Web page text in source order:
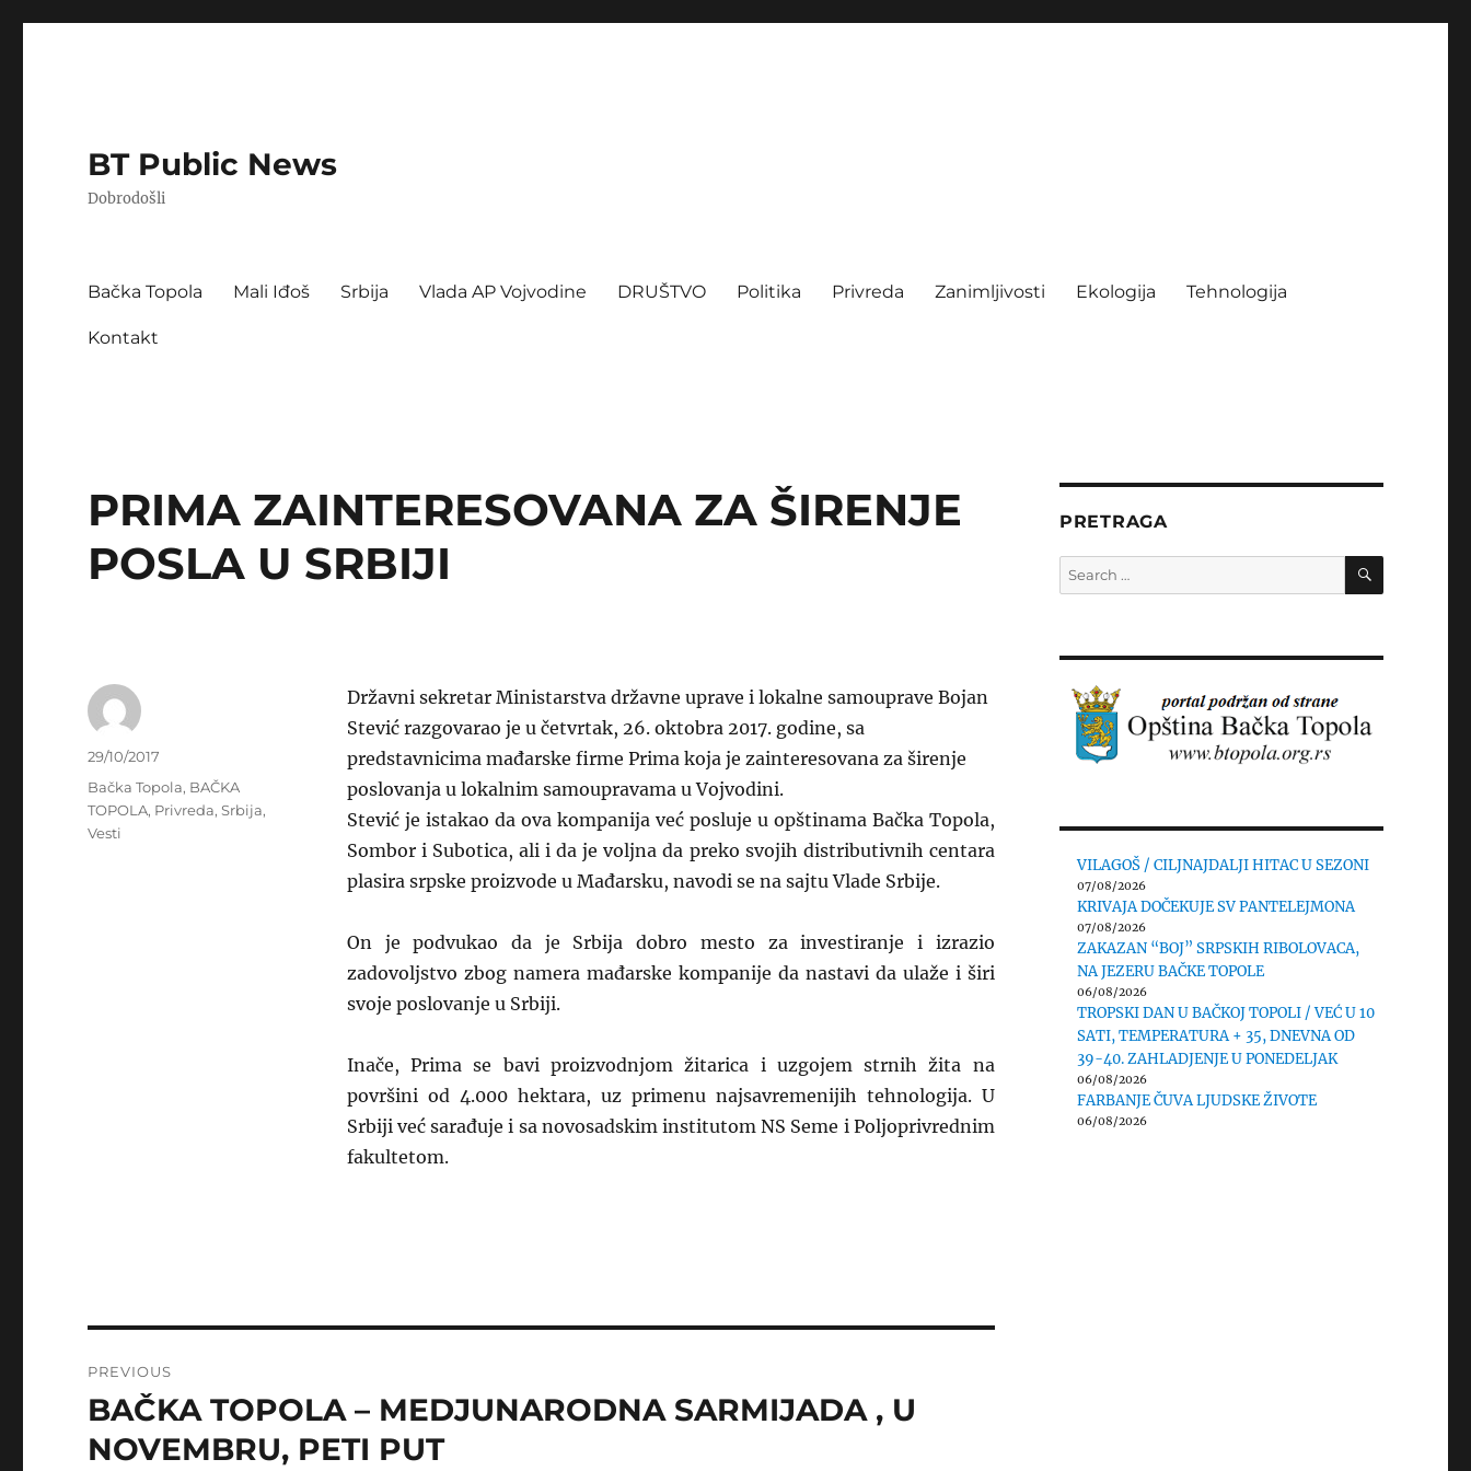
BT Public News
Dobrodošli
Bačka Topola Mali Iđoš Srbija Vlada AP Vojvodine DRUŠTVO Politika Privreda Zanimljivosti Ekologija Tehnologija
Kontakt
PRIMA ZAINTERESOVANA ZA ŠIRENJE
POSLA U SRBIJI
Državni sekretar Ministarstva državne uprave i lokalne samouprave Bojan
Stević razgovarao je u četvrtak, 26. oktobra 2017. godine, sa
predstavnicima mađarske firme Prima koja je zainteresovana za širenje
poslovanja u lokalnim samoupravama u Vojvodini.
Stević je istakao da ova kompanija već posluje u opštinama Bačka Topola,
Sombor i Subotica, ali i da je voljna da preko svojih distributivnih centara
plasira srpske proizvode u Mađarsku, navodi se na sajtu Vlade Srbije.
On je podvukao da je Srbija dobro mesto za investiranje i izrazio
zadovoljstvo zbog namera mađarske kompanije da nastavi da ulaže i širi
svoje poslovanje u Srbiji.
Inače, Prima se bavi proizvodnjom žitarica i uzgojem strnih žita na
površini od 4.000 hektara, uz primenu najsavremenijih tehnologija. U
Srbiji već sarađuje i sa novosadskim institutom NS Seme i Poljoprivrednim
fakultetom.
Author
Posted
29/10/2017
Categories
Bačka Topola, BAČKA
TOPOLA, Privreda,Srbija,
Vesti
navigation
PREVIOUS
Previous
post:
BAČKA TOPOLA – MEDJUNARODNA SARMIJADA , U
NOVEMBRU, PETI PUT
PRETRAGA
Search
for:
SEARCH
VILAGOŠ / CILJNAJDALJI HITAC U SEZONI
07/08/2026
KRIVAJA DOČEKUJE SV PANTELEJMONA
07/08/2026
ZAKAZAN “BOJ” SRPSKIH RIBOLOVACA,
NA JEZERU BAČKE TOPOLE
06/08/2026
TROPSKI DAN U BAČKOJ TOPOLI / VEĆ U 10
SATI, TEMPERATURA + 35, DNEVNA OD
39-40. ZAHLADJENJE U PONEDELJAK
06/08/2026
FARBANJE ČUVA LJUDSKE ŽIVOTE
06/08/2026